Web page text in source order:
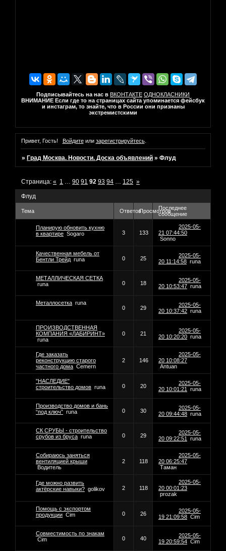
Подписывайтесь на нас в ВКОНТАКТЕ ОДНОКЛАСНИКИ
ВНИМАНИЕ Если где то на страницах сайта упоминается фейсбук
и инстаграм, то знайте, что в России они признаны
экстремистскими
Привет, Гость! Войдитеили зарегистрируйтесь.
» Град Москва. Новости. Доска объявлений »Флуд
Флуд
Страница:« 1 90 91 92 93 94 125 »
Тема ОтветовПросмотровПоследнее
сообщение
Планирую обновить кухню
в квартире Sogaro 3 133
2025-05-
21 07:44:50
Sonno
Качественная мебель от
Бентли Трейд runa 0 25
2025-05-
20 11:14:58 runa
МЕТАЛЛИЧЕСКАЯ СЕТКА
runa
0 18
2025-05-
20 10:53:47 runa
Металлосетка runa
0
29
2025-05-
20 10:37:42 runa
ПРОИЗВОДСТВЕННАЯ
КОМПАНИЯ «ЛАБИРИНТ»
runa
0 21
2025-05-
20 10:20:20 runa
Где заказать
реконструкцию старого
частного дома Cemern
2 146
2025-05-
20 10:08:27
Antuan
"НАСЛЕДИЕ"
строительство домов runa 0 20
2025-05-
20 10:01:21
runa
Производство домов и бань
“под ключ” runa 0 30
2025-05-
20 09:44:48 runa
СК СРУБЫ - строительство
срубов из бруса runa 0 29
2025-05-
20 09:22:51
runa
Собираюсь заняться
вентиляцией крыши
Водитель
2 118
2025-05-
20 06:25:47
Таман
Где можно развить
актёрские навыки? golikov 2 118
2025-05-
20 00:01:23
prozak
Помощь с экспортом
продукции Cim 0 26
2025-05-
19 21:09:58 Cim
Совместимость по знакам
Cim
0 40
2025-05-
19 20:59:54 Cim